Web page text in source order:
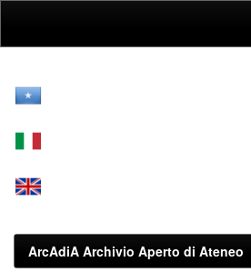
ArcAdiA Archivio Aperto di Ateneo